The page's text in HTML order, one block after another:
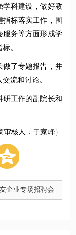
学科建设，做好教
指标落实工作，围
服务等方面形成学
。
做了专题报告，并
流和讨论。
研工作的副院长和
审核人：于家峰）
企业专场招聘会